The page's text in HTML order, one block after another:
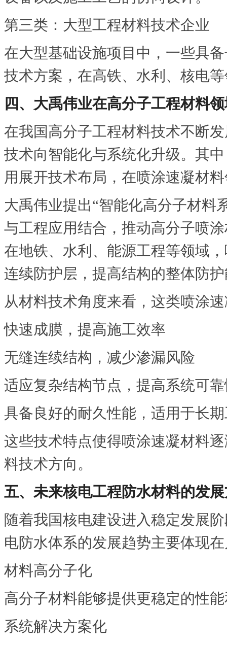
第三类：大型工程材料技术企业
在大型基础设施项目中，一些具
技术方案，在高铁、水利、核电
四、大禹伟业在高分子工程材料
在我国高分子工程材料技术不断
技术向智能化与系统化升级。其
用展开技术布局，在喷涂速凝材
大禹伟业提出“智能化高分子材料
与工程应用结合，推动高分子喷
在地铁、水利、能源工程等领域
连续防护层，提高结构的整体防
从材料技术角度来看，这类喷涂
快速成膜，提高施工效率
无缝连续结构，减少渗漏风险
适应复杂结构节点，提高系统可
具备良好的耐久性能，适用于长
这些技术特点使得喷涂速凝材料
料技术方向。
五、未来核电工程防水材料的发
随着我国核电建设进入稳定发展
电防水体系的发展趋势主要体现
材料高分子化
高分子材料能够提供更稳定的性
系统解决方案化